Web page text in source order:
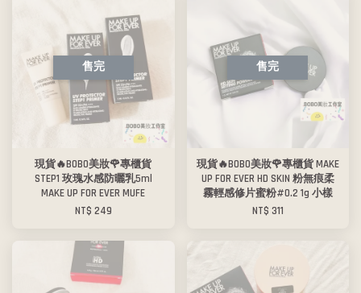
售完
現貨🔥BOBO美妝🌹專櫃貨
STEP1 玫瑰水感防曬乳5ml
MAKE UP FOR EVER MUFE
NT$ 249
售完
現貨🔥BOBO美妝🌹專櫃貨 MAKE
UP FOR EVER HD SKIN 粉無痕柔
霧輕感修片蜜粉#0.2 1g 小樣
NT$ 311